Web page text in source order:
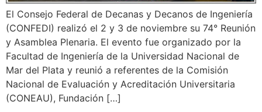
El Consejo Federal de Decanas y Decanos de Ingeniería
(CONFEDI) realizó el 2 y 3 de noviembre su 74° Reunión
y Asamblea Plenaria. El evento fue organizado por la
Facultad de Ingeniería de la Universidad Nacional de
Mar del Plata y reunió a referentes de la Comisión
Nacional de Evaluación y Acreditación Universitaria
(CONEAU), Fundación […]